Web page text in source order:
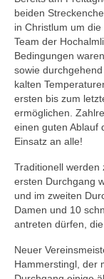
beiden
in Christlum um
Team der
Bedingungen
sowie
kalten
ersten bis zum
ermöglichen.
einen guten Ablauf
Einsatz an alle!
Traditionell werden
ersten Durchgang
und im zweiten
Damen und 10
antreten dürfen,
Neuer
Hammerstingl, der